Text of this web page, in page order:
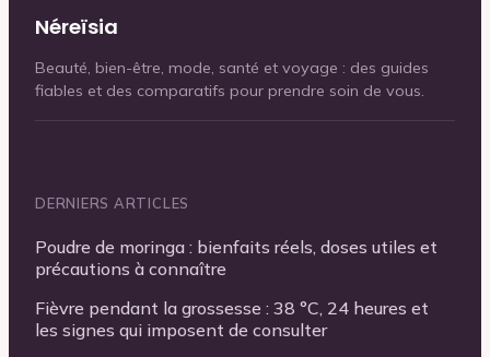
Néreïsia
Beauté, bien-être, mode, santé et voyage : des guides
fiables et des comparatifs pour prendre soin de vous.
DERNIERS ARTICLES
Poudre de moringa : bienfaits réels, doses utiles et
précautions à connaître
Fièvre pendant la grossesse : 38 °C, 24 heures et
les signes qui imposent de consulter